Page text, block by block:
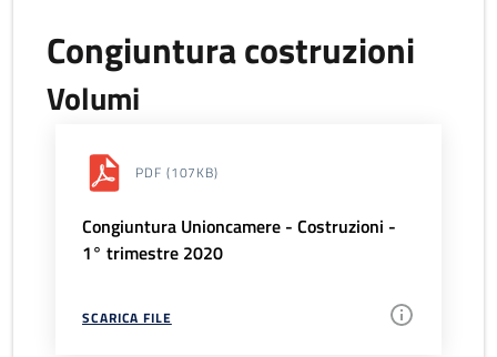
Congiuntura costruzioni
Volumi
PDF (107KB)
Congiuntura Unioncamere - Costruzioni -
1° trimestre 2020
SCARICA FILE